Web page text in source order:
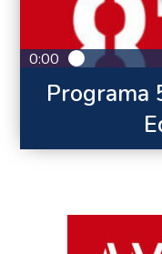
0:00
Programa